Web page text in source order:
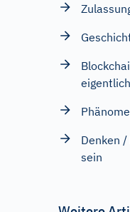
Denken
sein